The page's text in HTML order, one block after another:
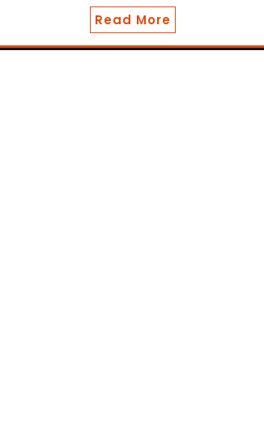
Read More